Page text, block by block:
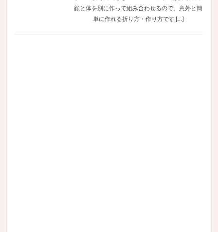
顔と体を別に作って組み合わせるので、意外と簡
単に作れる折り方・作り方です […]